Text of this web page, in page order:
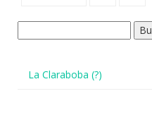
La Claraboba (?)